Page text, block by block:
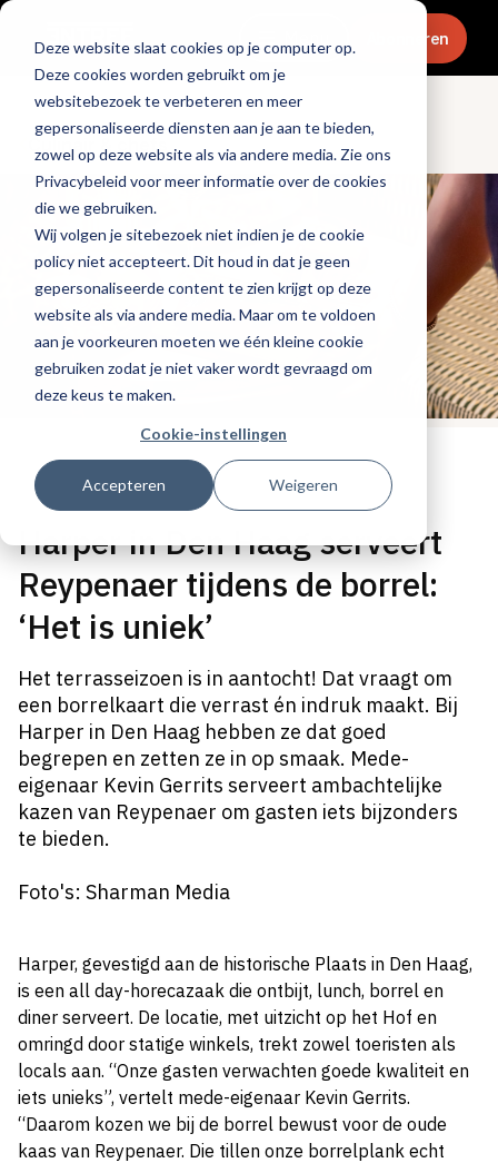
Deze website slaat cookies op je computer op.
Deze cookies worden gebruikt om je
websitebezoek te verbeteren en meer
gepersonaliseerde diensten aan je aan te bieden,
zowel op deze website als via andere media. Zie ons
Privacybeleid voor meer informatie over de cookies
die we gebruiken.
Wij volgen je sitebezoek niet indien je de cookie
policy niet accepteert. Dit houd in dat je geen
gepersonaliseerde content te zien krijgt op deze
website als via andere media. Maar om te voldoen
aan je voorkeuren moeten we één kleine cookie
gebruiken zodat je niet vaker wordt gevraagd om
deze keus te maken.
Cookie-instellingen
Accepteren Weigeren
Menu Abonneren
Culinair & chefs
Tags:promotioneel,terras,snacks
Gepubliceerd op: 3 maart 2025
Harper in Den Haag serveert
Reypenaer tijdens de borrel:
‘Het is uniek’
Het terrasseizoen is in aantocht! Dat vraagt om
een borrelkaart die verrast én indruk maakt. Bij
Harper in Den Haag hebben ze dat goed
begrepen en zetten ze in op smaak. Mede-
eigenaar Kevin Gerrits serveert ambachtelijke
kazen van Reypenaer om gasten iets bijzonders
te bieden.
Foto's: Sharman Media
Harper, gevestigd aan de historische Plaats in Den Haag,
is een all day-horecazaak die ontbijt, lunch, borrel en
diner serveert. De locatie, met uitzicht op het Hof en
omringd door statige winkels, trekt zowel toeristen als
locals aan. “Onze gasten verwachten goede kwaliteit en
iets unieks”, vertelt mede-eigenaar Kevin Gerrits.
“Daarom kozen we bij de borrel bewust voor de oude
kaas van Reypenaer. Die tillen onze borrelplank echt